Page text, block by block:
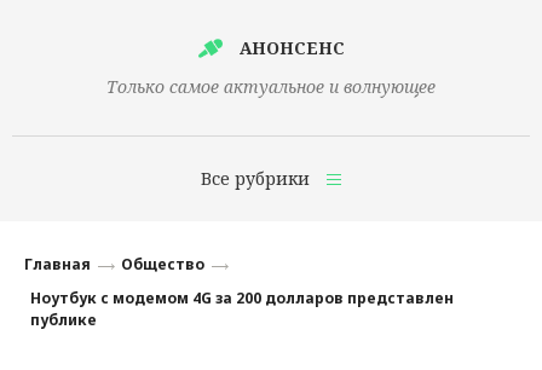
АНОНСЕНС
Только самое актуальное и волнующее
Все рубрики
Финансы
Главная
Общество
Ноутбук с модемом 4G за 200 долларов представлен
публике